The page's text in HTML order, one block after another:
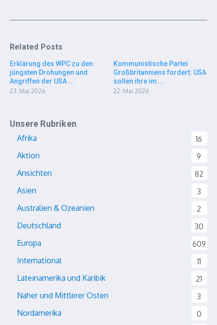
Related Posts
Erklärung des WPC zu den
jüngsten Drohungen und
Angriffen der USA ...
23. Mai 2026
Kommunistische Partei
Großbritanniens fordert: USA
sollen ihre im ...
22. Mai 2026
Unsere Rubriken
Afrika
16
Aktion
9
Ansichten
82
Asien
3
Australien & Ozeanien
2
Deutschland
30
Europa
609
International
11
Lateinamerika und Karibik
21
Naher und Mittlerer Osten
3
Nordamerika
0